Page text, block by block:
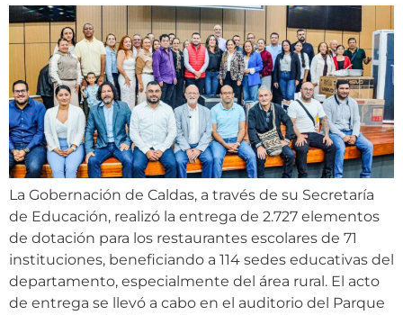
La Gobernación de Caldas, a través de su Secretaría
de Educación, realizó la entrega de 2.727 elementos
de dotación para los restaurantes escolares de 71
instituciones, beneficiando a 114 sedes educativas del
departamento, especialmente del área rural. El acto
de entrega se llevó a cabo en el auditorio del Parque